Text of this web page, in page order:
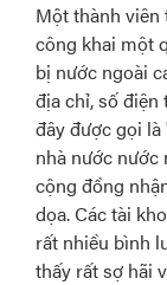
Một thành
công khai một
bị nước ngoài
địa chỉ, số
đây được gọi
nhà nước nước
cộng đồng
dọa. Các tài
rất nhiều bình
thấy rất sợ hãi